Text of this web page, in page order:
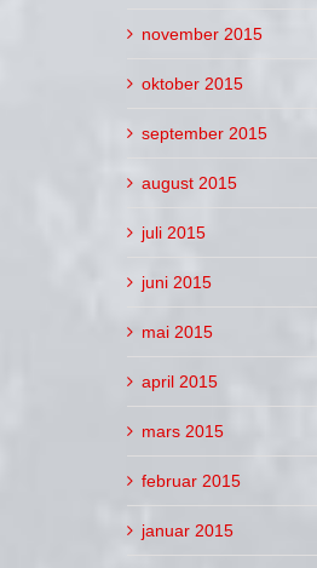
november 2015
oktober 2015
september 2015
august 2015
juli 2015
juni 2015
mai 2015
april 2015
mars 2015
februar 2015
januar 2015